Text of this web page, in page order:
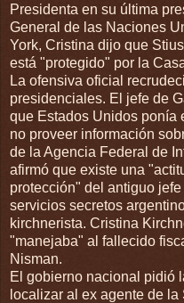
Presidenta en su última
General de las Naciones
York, Cristina dijo que
está "protegido" por la
La ofensiva oficial
presidenciales. El jefe de
que Estados Unidos ponía
no proveer información
de la Agencia Federal de
afirmó que existe una
protección" del antiguo
servicios secretos
kirchnerista. Cristina
"manejaba" al fallecido
Nisman.
El gobierno nacional pidió
localizar al ex agente de la